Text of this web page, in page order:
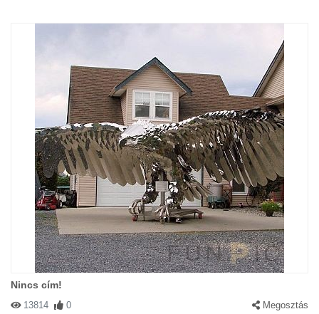
Nincs cím!
13814 0 Megosztás